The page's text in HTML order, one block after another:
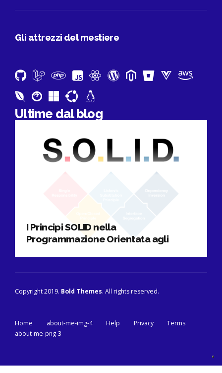
Gli attrezzi del mestiere
Ultime dal blog
I Principi SOLID nella
Programmazione Orientata agli
Copyright 2019. Bold Themes. All rights reserved.
Home about-me-img-4 Help Privacy
Terms
about-me-png-3